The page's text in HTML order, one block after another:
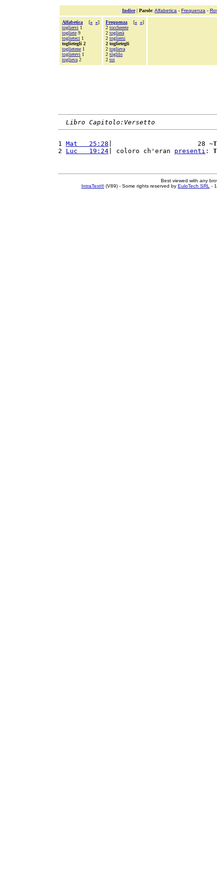
Indice| Parole: Alfabetica - Frequenza -
Alfabetica [« »]
togliervi 1
togliete 9
toglieteci 1
toglietegli 2
toglietene 1
toglietevi 1
toglieva 2
Frequenza [« »]
2 toccherete
2 toglierà
2 togliersi
2 toglietegli
2 toglieva
2 tòglilo
2 toi
Libro Capitolo:Versetto
1 Mat   25:28 |                      28 ~
2 Luc   19:24 | coloro ch'eran presenti :
Best viewed with any
IntraText®(V89) - Some rights reserved by EuloTech SRL -